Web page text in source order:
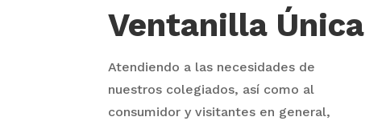
Ventanilla Única
Atendiendo a las necesidades de
nuestros colegiados, así como al
consumidor y visitantes en general,